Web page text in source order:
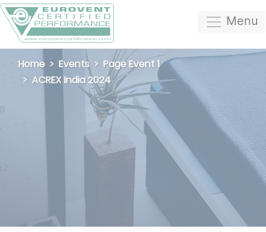
Menu
Home Events
Page Event 1
ACREX India 2024